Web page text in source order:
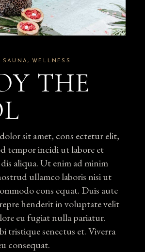
SAUNA WELLNESS
THE
sit amet, cons ectetur elit,
tempor incidi ut labore et
aliqua. Ut enim ad minim
ullamco laboris nisi ut
cons equat. Duis aute
henderit in voluptate velit
eu fugiat nulla pariatur.
tristique senectus et. Viverra
consequat.